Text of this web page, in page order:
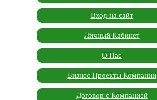
Вход на сайт
Личный Кабинет
О Нас
Бизнес Проекты Компании
Договор с Компанией